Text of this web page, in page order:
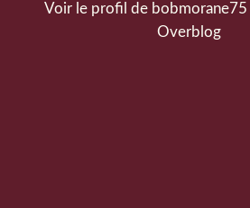
Voir le profil de bobmorane75
Overblog